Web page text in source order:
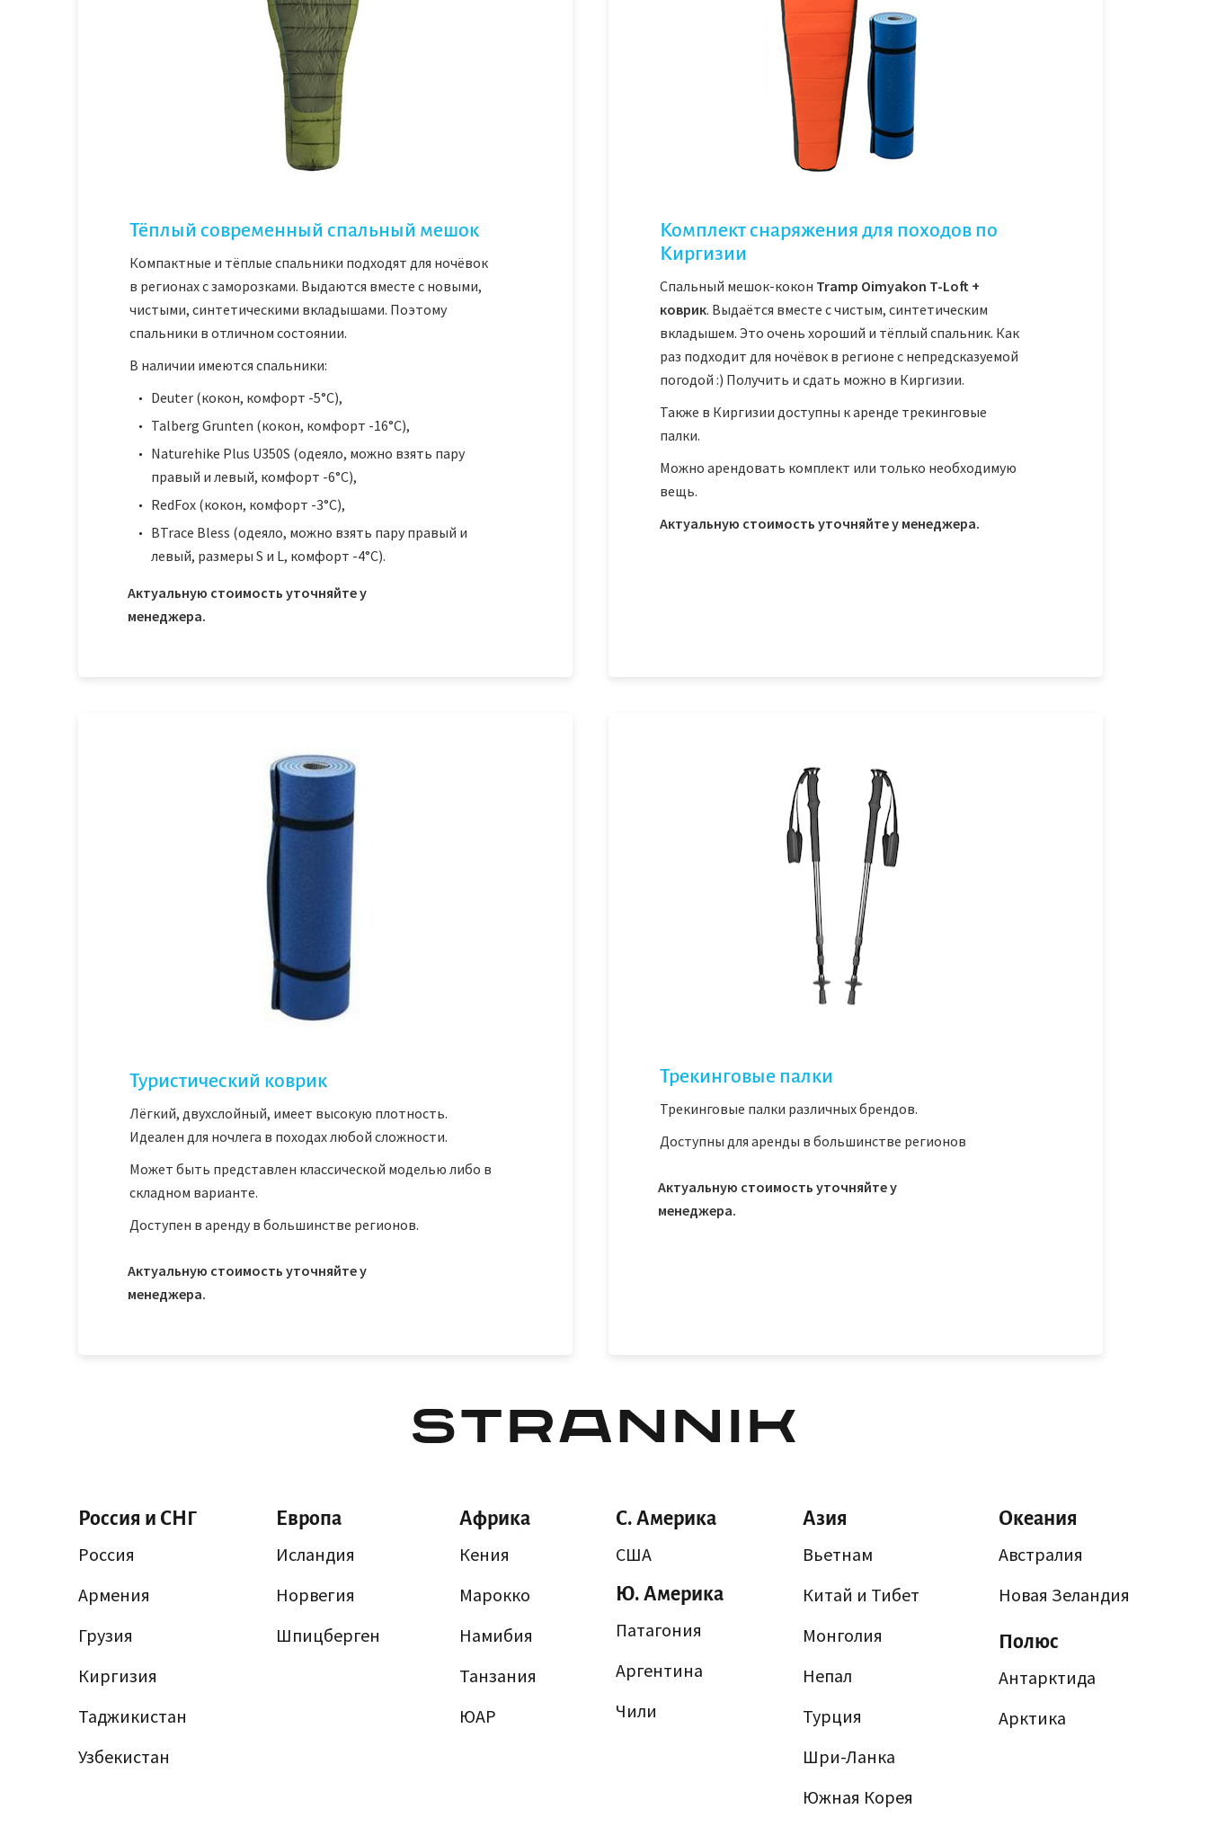
Тёплый современный спальный мешок
Компактные и тёплые спальники подходят для ночёвок
в регионах с заморозками. Выдаются вместе с новыми,
чистыми, синтетическими вкладышами. Поэтому
спальники в отличном состоянии.
В наличии имеются спальники:
Deuter (кокон, комфорт -5°С),
Talberg Grunten (кокон, комфорт -16°С),
Naturehike Plus U350S (одеяло, можно взять пару
правый и левый, комфорт -6°С),
RedFox (кокон, комфорт -3°С),
BTrace Bless (одеяло, можно взять пару правый и
левый, размеры S и L, комфорт -4°С).
Актуальную стоимость уточняйте у
менеджера.
Комплект снаряжения для походов по
Киргизии
Спальный мешок-кокон Tramp Oimyakon T-Loft +
коврик. Выдаётся вместе с чистым, синтетическим
вкладышем. Это очень хороший и тёплый спальник. Как
раз подходит для ночёвок в регионе с непредсказуемой
погодой :) Получить и сдать можно в Киргизии.
Также в Киргизии доступны к аренде трекинговые
палки.
Можно арендовать комплект или только необходимую
вещь.
Актуальную стоимость уточняйте у менеджера.
Туристический коврик
Лёгкий, двухслойный, имеет высокую плотность.
Идеален для ночлега в походах любой сложности.
Может быть представлен классической моделью либо в
складном варианте.
Доступен в аренду в большинстве регионов.
Актуальную стоимость уточняйте у
менеджера.
Трекинговые палки
Трекинговые палки различных брендов.
Доступны для аренды в большинстве регионов
Актуальную стоимость уточняйте у
менеджера.
Россия и СНГ
Россия
Армения
Грузия
Киргизия
Таджикистан
Узбекистан
Европа
Исландия
Норвегия
Шпицберген
Африка
Кения
Марокко
Намибия
Танзания
ЮАР
С. Америка
США
Ю. Америка
Патагония
Аргентина
Чили
Азия
Вьетнам
Китай и Тибет
Монголия
Непал
Турция
Шри-Ланка
Южная Корея
Океания
Австралия
Новая Зеландия
Полюс
Антарктида
Арктика